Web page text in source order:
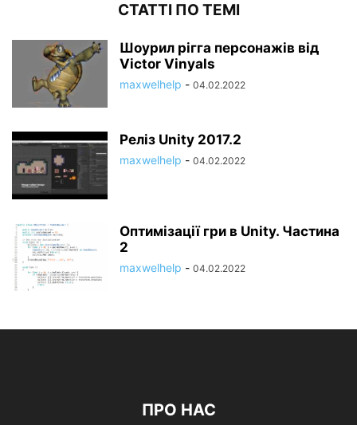
СТАТТІ ПО ТЕМІ
Шоурил рігга персонажів від
Victor Vinyals
maxwelhelp - 04.02.2022
Реліз Unity 2017.2
maxwelhelp - 04.02.2022
Оптимізації гри в Unity. Частина
2
maxwelhelp - 04.02.2022
ПРО НАС